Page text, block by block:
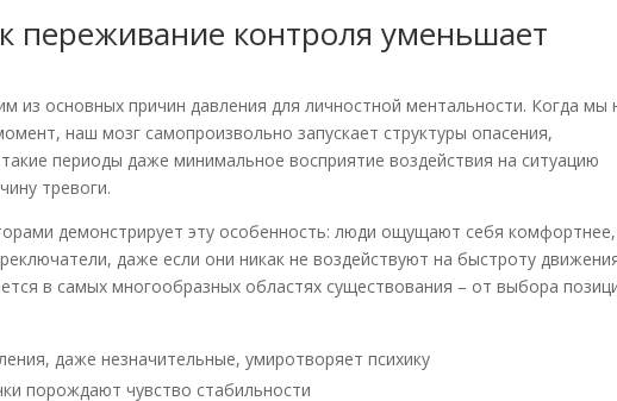
переживание контроля уменьшает
из основных причин давления для личностной ментальности. Когда мы
наш мозг самопроизвольно запускает структуры опасения,
периоды даже минимальное восприятие воздействия на ситуацию
тревоги.
демонстрирует эту особенность: люди ощущают себя комфортнее,
даже если они никак не воздействуют на быстроту
в самых многообразных областях существования – от выбора
даже незначительные, умиротворяет психику
порождают чувство стабильности